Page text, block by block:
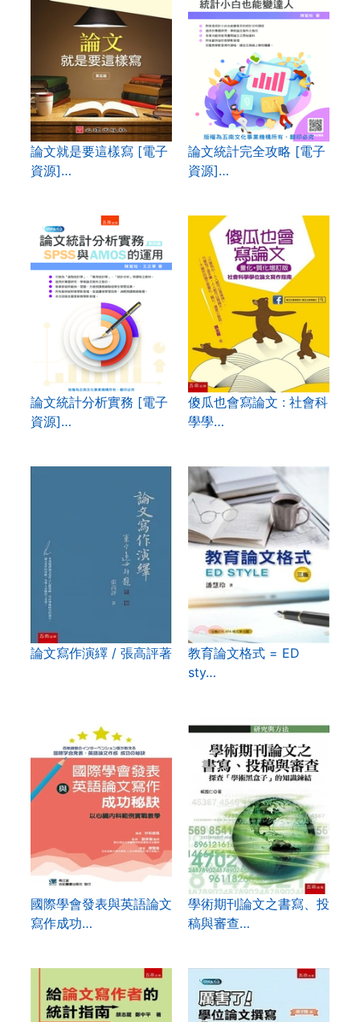
論文就是要這樣寫 [電子
資源]…
論文統計完全攻略 [電子
資源]…
論文統計分析實務 [電子
資源]…
傻瓜也會寫論文 : 社會科
學學…
論文寫作演繹 / 張高評著
教育論文格式 = ED
sty…
國際學會發表與英語論文
寫作成功…
學術期刊論文之書寫、投
稿與審查…